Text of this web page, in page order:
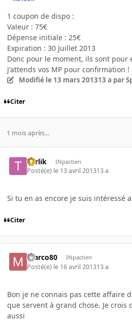
1 coupon de dispo :
Valeur : 75€
Dépense initiale : 25€
Expiration : 30 Juillet 2013
Donc pour le moment, ils sont pour
J'attends vos MP pour confirmation !
Modifié le 13 mars 201313 a par
Citer
1 mois après...
Torlik INpactien
Posté(e) le 13 avril 201313 a
Si tu en as encore je suis intéressé
Citer
marco80 INpactien
Posté(e) le 16 avril 201313 a
Bon je ne connais pas cette affaire
que servent à grand chose. Je crois
aussi